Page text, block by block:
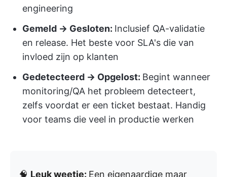
engineering
Gemeld → Gesloten: Inclusief QA-validatie
en release. Het beste voor SLA's die van
invloed zijn op klanten
Gedetecteerd → Opgelost: Begint wanneer
monitoring/QA het probleem detecteert,
zelfs voordat er een ticket bestaat. Handig
voor teams die veel in productie werken
🧠 Leuk weetje: Een eigenaardige maar